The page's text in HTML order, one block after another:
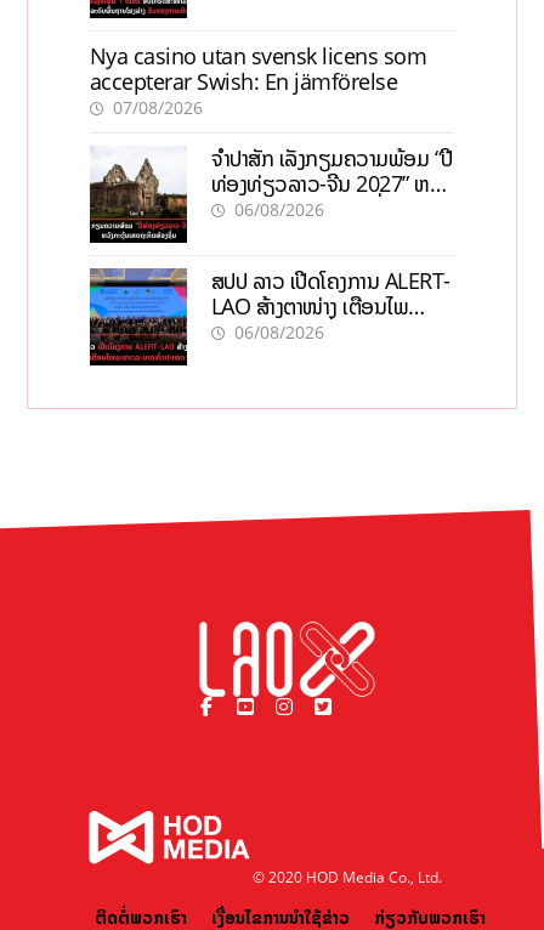
Nya casino utan svensk licens som
accepterar Swish: En jämförelse
07/08/2026
ຈຳປາສັກ ເລັ່ງກຽມຄວາມພ້ອມ “ປີ
ທ່ອງທ່ຽວລາວ-ຈີນ 2027” ຫວັງ
ກະຕຸ້ນເສດຖະກິດທ້ອງຖິ່ນ
06/08/2026
ສປປ ລາວ ເປີດໂຄງການ ALERT-
LAO ສ້າງຕາໜ່າງ ເຕືອນໄພ
ພະຍາດລະບາດທົ່ວປະເທດ
06/08/2026
© 2020 HOD Media Co., Ltd.
ຕິດຕໍ່ພວກເຮົາ ເງື່ອນໄຂການນຳໃຊ້ຂ່າວ ກ່ຽວກັບພວກເຮົາ